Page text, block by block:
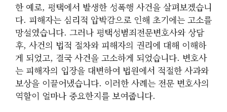
한 예로, 평택에서 발생한 성폭행 사건을 살펴보겠습니
다. 피해자는 심리적 압박감으로 인해 초기에는 고소를
망설였습니다. 그러나 평택성범죄전문변호사와 상담
후, 사건의 법적 절차와 피해자의 권리에 대해 이해하
게 되었고, 결국 사건을 고소하게 되었습니다. 변호사
는 피해자의 입장을 대변하여 법원에서 적절한 사과와
보상을 이끌어냈습니다. 이러한 사례는 전문 변호사의
역할이 얼마나 중요한지를 보여줍니다.